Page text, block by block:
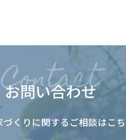
お問い合わせ
づくりに関するご相談はこ